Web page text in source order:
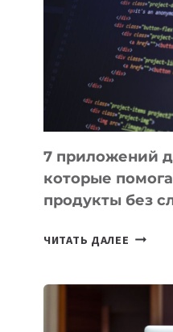
ДЛЯ
7 приложений
которые
продукты без
ЧИТАТЬ ДАЛЕЕ 7